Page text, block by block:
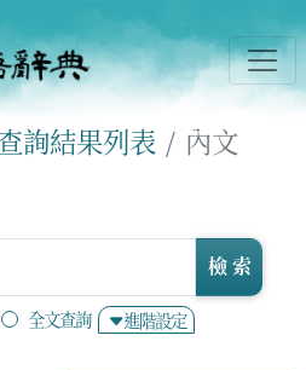
詢結果列表 內文
全文查詢 進階設定
檢 索